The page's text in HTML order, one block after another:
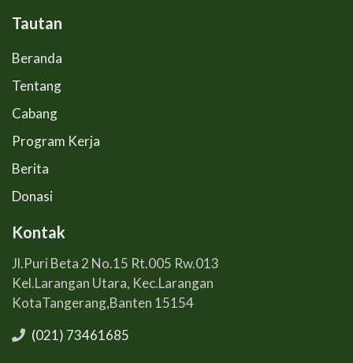
Tautan
Beranda
Tentang
Cabang
Program Kerja
Berita
Donasi
Kontak
Jl.Puri Beta 2 No.15 Rt.005 Rw.013
Kel.Larangan Utara, Kec.Larangan
KotaTangerang,Banten 15154
(021) 73461685